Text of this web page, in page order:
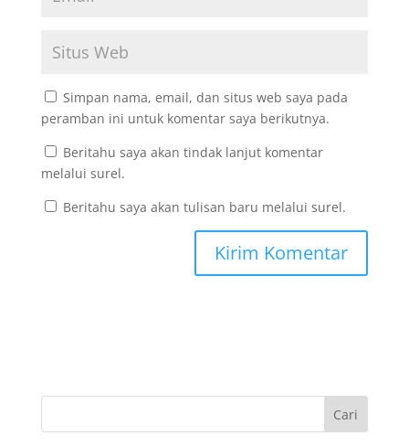
Simpan nama, email, dan situs web saya pada
peramban ini untuk komentar saya berikutnya.
Beritahu saya akan tindak lanjut komentar
melalui surel.
Beritahu saya akan tulisan baru melalui surel.
Cari